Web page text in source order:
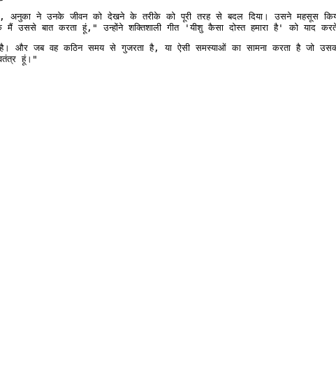
थे, अनुका ने उनके जीवन को देखने के तरीके को पूरी तरह से बदल दिया। उसने महसूस
बात करता हूं," उन्होंने शक्तिशाली गीत 'यीशु कैसा दोस्त हमारा है' को याद
जब वह कठिन समय से गुजरता है, या ऐसी समस्याओं का सामना करता है जो उसको
हूं।"